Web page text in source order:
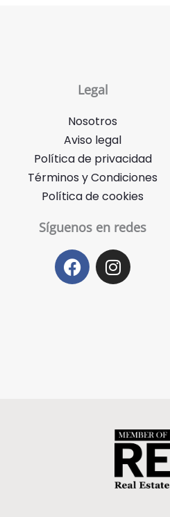
Legal
Nosotros
Aviso legal
Política de privacidad
Términos y Condiciones
Política de cookies
Síguenos en redes
F
a
c
I
n
s